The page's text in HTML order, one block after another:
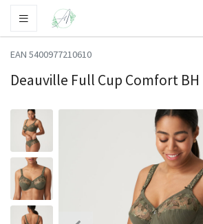
EAN 5400977210610
Deauville Full Cup Comfort BH